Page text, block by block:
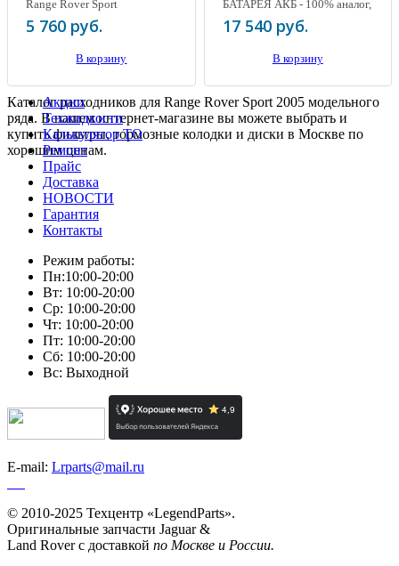
Range Rover Sport
5 760 руб.
В корзину
БАТАРЕЯ АКБ - 100% аналог,
12V 100AH 900A
17 540 руб.
В корзину
Каталог расходников для Range Rover Sport 2005 модельного
ряда. В нашем интернет-магазине вы можете выбрать и
купить фильтры, тормозные колодки и диски в Москве по
хорошим ценам.
Акции
Техжидкости
Калькулятор ТО
Ремонт
Прайс
Доставка
НОВОСТИ
Гарантия
Контакты
Режим работы:
Пн:10:00-20:00
Вт: 10:00-20:00
Ср: 10:00-20:00
Чт: 10:00-20:00
Пт: 10:00-20:00
Сб: 10:00-20:00
Вс: Выходной
E-mail: Lrparts@mail.ru
© 2010-2025 Техцентр «LegendParts».
Оригинальные запчасти Jaguar &
Land Rover с доставкой по Москве и России.